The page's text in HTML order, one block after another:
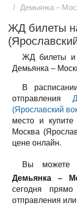
Демьянка –
ЖД билеты
ЖД билеты и
Демьянка –
В
отправления
(Ярославский
место и
Москва
цене онлайн.
Вы можете
Демьянка –
сегодня
отправления